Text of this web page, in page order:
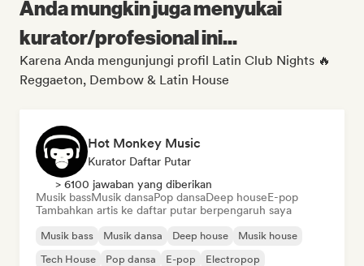
Anda mungkin juga menyukai
kurator/profesional ini...
Karena Anda mengunjungi profil Latin Club Nights 🔥
Reggaeton, Dembow & Latin House
Hot Monkey Music
Kurator Daftar Putar
> 6100 jawaban yang diberikan
Musik bassMusik dansaPop dansaDeep houseE-pop
Tambahkan artis ke daftar putar berpengaruh saya
Musik bass Musik dansa Deep house
Musik house
Tech House
Pop dansa E-pop Electropop